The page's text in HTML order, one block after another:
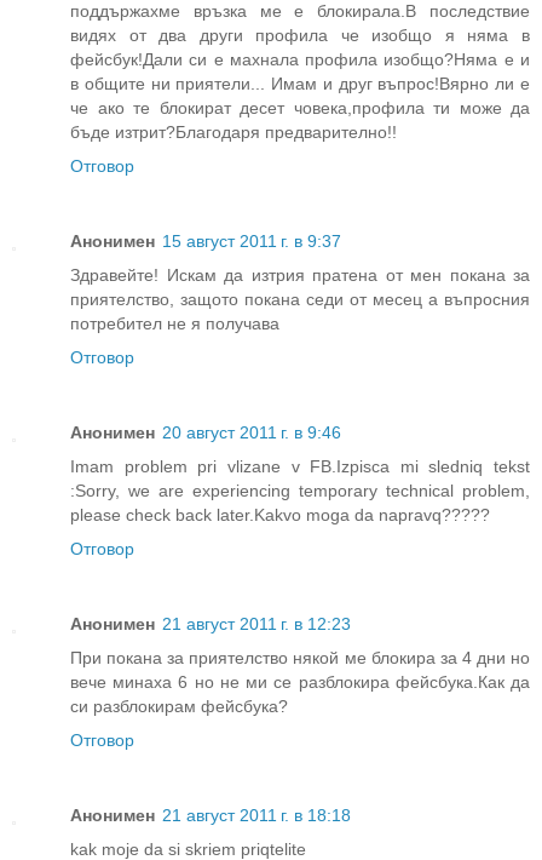
поддържахме връзка ме е блокирала.В последствие
видях от два други профила че изобщо я няма в
фейсбук!Дали си е махнала профила изобщо?Няма е и
в общите ни приятели... Имам и друг въпрос!Вярно ли е
че ако те блокират десет човека,профила ти може да
бъде изтрит?Благодаря предварително!!
Отговор
Анонимен 15 август 2011 г. в 9:37
Здравейте! Искам да изтрия пратена от мен покана за
приятелство, защото покана седи от месец а въпросния
потребител не я получава
Отговор
Анонимен 20 август 2011 г. в 9:46
Imam problem pri vlizane v FB.Izpisca mi sledniq tekst
:Sorry, we are experiencing temporary technical problem,
please check back later.Kakvo moga da napravq?????
Отговор
Анонимен 21 август 2011 г. в 12:23
При покана за приятелство някой ме блокира за 4 дни но
вече минаха 6 но не ми се разблокира фейсбука.Как да
си разблокирам фейсбука?
Отговор
Анонимен 21 август 2011 г. в 18:18
kak moje da si skriem priqtelite